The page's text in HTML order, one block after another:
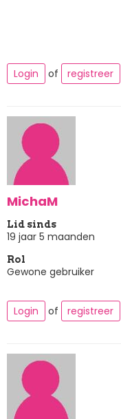
Login
of registreer
MichaM
Lid sinds
19 jaar 5 maanden
Rol
Gewone gebruiker
Login of registreer